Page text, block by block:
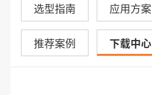
选型指南 应用方案
推荐案例 下载中心